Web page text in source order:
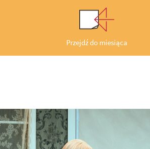
Przejdź do miesiąca